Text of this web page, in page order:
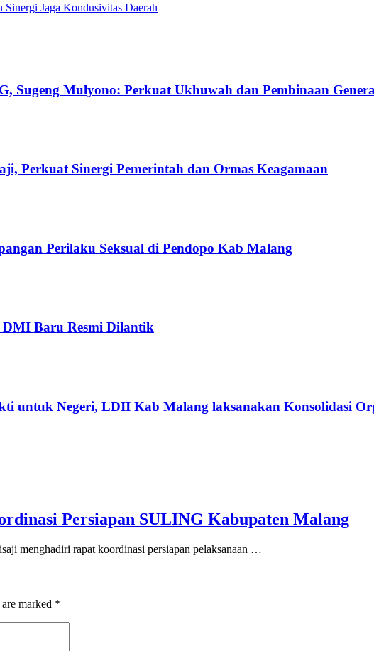
Jaga Kondusivitas Daerah
Sugeng Mulyono: Perkuat Ukhuwah dan Pembinaan
Perkuat Sinergi Pemerintah dan Ormas Keagamaan
Perilaku Seksual di Pendopo Kab Malang
Baru Resmi Dilantik
untuk Negeri, LDII Kab Malang laksanakan Konsolidasi
Persiapan SULING Kabupaten Malang
menghadiri rapat koordinasi persiapan pelaksanaan …
marked *